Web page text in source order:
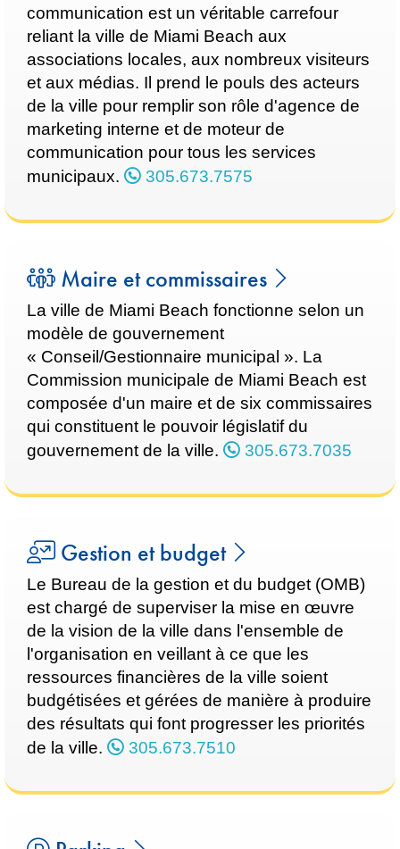
communication est un véritable carrefour
reliant la ville de Miami Beach aux
associations locales, aux nombreux visiteurs
et aux médias. Il prend le pouls des acteurs
de la ville pour remplir son rôle d'agence de
marketing interne et de moteur de
communication pour tous les services
municipaux.
305.673.7575
Maire et commissaires
La ville de Miami Beach fonctionne selon un
modèle de gouvernement
« Conseil/Gestionnaire municipal ». La
Commission municipale de Miami Beach est
composée d'un maire et de six commissaires
qui constituent le pouvoir législatif du
gouvernement de la ville.
305.673.7035
Gestion et budget
Le Bureau de la gestion et du budget (OMB)
est chargé de superviser la mise en œuvre
de la vision de la ville dans l'ensemble de
l'organisation en veillant à ce que les
ressources financières de la ville soient
budgétisées et gérées de manière à produire
des résultats qui font progresser les priorités
de la ville.
305.673.7510